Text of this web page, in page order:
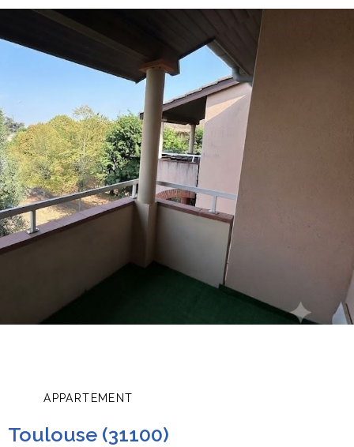
APPARTEMENT
toulouse (31100)